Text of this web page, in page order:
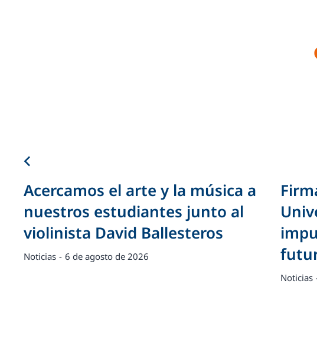
Acercamos el arte y la música a
nuestros estudiantes junto al
violinista David Ballesteros
Noticias 6 de agosto de 2026
Noticias